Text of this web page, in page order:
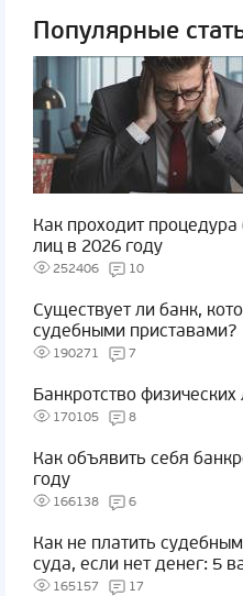
Популярные
Как проходит процедура
лиц в 2026 году
252406 10
Существует ли банк,
судебными приставами?
190271 7
Банкротство
170105 8
Как объявить себя
году
166138 6
Как не платить
суда, если нет денег: 5
165157 17